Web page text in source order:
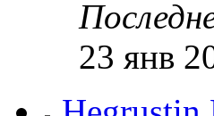
23 янв